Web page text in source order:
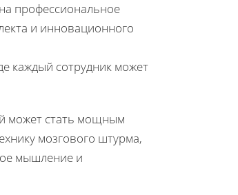
профессиональное
и инновационного
каждый сотрудник может
может стать мощным
мозгового штурма,
мышление и